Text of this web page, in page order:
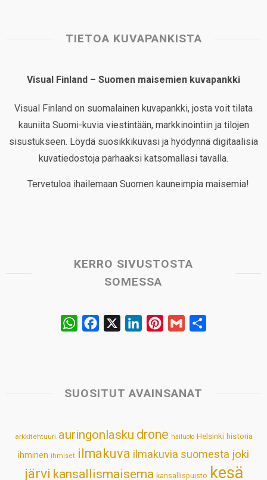
TIETOA KUVAPANKISTA
Visual Finland – Suomen maisemien kuvapankki
Visual Finland on suomalainen kuvapankki, josta voit tilata
kauniita Suomi-kuvia viestintään, markkinointiin ja tilojen
sisustukseen. Löydä suosikkikuvasi ja hyödynnä digitaalisia
kuvatiedostoja parhaaksi katsomallasi tavalla.
Tervetuloa ihailemaan Suomen kauneimpia maisemia!
KERRO SIVUSTOSTA
SOMESSA
W
s
p
b
k
e
n
e
s
t
l
SUOSITUT AVAINSANAT
arkkitehtuuri auringonlasku drone hailuoto Helsinki historia
ihminen ihmiset ilmakuva ilmakuvia suomesta joki
järvi kansallismaisema kansallispuisto kesä